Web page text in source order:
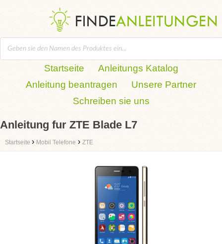
Startseite
Anleitungs Katalog
Anleitung beantragen
Unsere Partner
Schreiben sie uns
Anleitung fur ZTE Blade L7
Startseite › Mobil Telefone › ZTE